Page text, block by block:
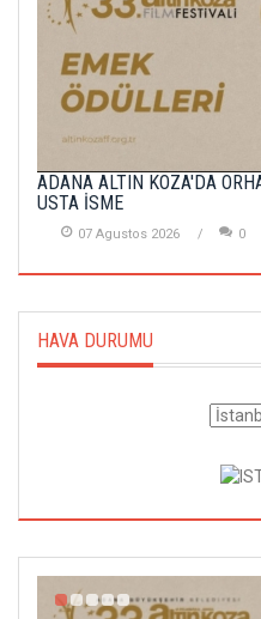
ADANA ALTIN KOZA'DA
USTA İSME
07 Agustos 2026 0
HAVA DURUMU